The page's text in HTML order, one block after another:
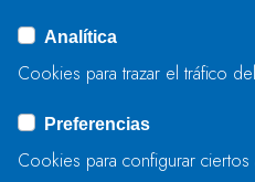
ENVIAR
Analítica
Cookies para trazar el tráfico
Preferencias
Cookies para configurar